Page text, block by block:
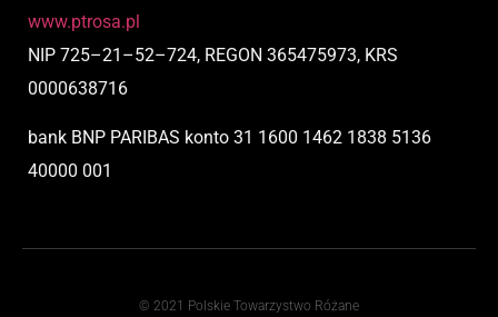
www.ptrosa.pl
NIP 725–21 –52–724, REGON 365475973, KRS
0000638716
bank BNP PARIBAS konto 31 1600 1462 1838 5136
40000 001
© 2021 Polskie Towarzystwo Różane